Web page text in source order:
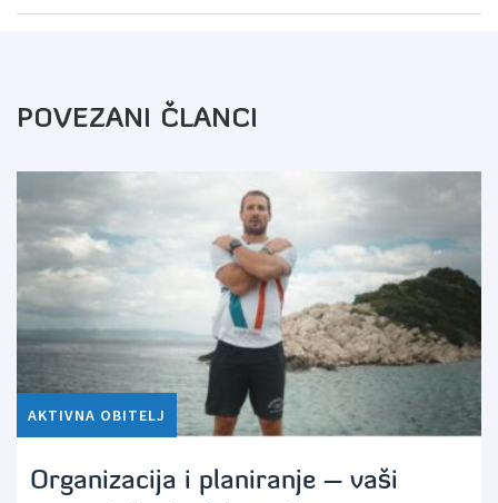
POVEZANI ČLANCI
AKTIVNA OBITELJ
Organizacija i planiranje – vaši